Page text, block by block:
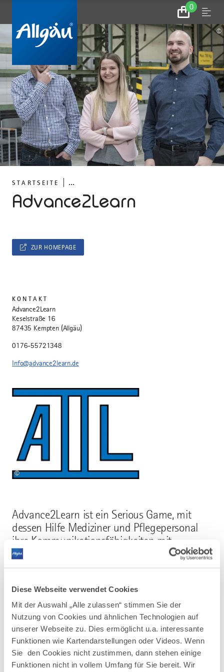
Diese Webseite verwendet Cookies
Mit der Auswahl „Alle zulassen“ stimmen Sie der
Nutzung von Cookies und ähnlichen Technologien auf
unserer Webseite zu. Dies ermöglicht u.a. interessante
Funktionen wie Kartendarstellungen oder Videos. Wenn
Sie den Cookies nicht zustimmen, dann stehen einige
Funktionen nicht in vollem Umfang für Sie bereit. Wir
0
Zum
Warenkorb
Menu
STARTSEITE ...
Advance2Learn
©
Advance2Learn ist ein Serious Game, mit
dessen Hilfe Mediziner und Pflegepersonal
ihre Kommunikationsfähigkeiten mit
Patienten ausbauen und üben können.
Mehr erfahren
ZUR HOMEPAGE
KONTAKT
Advance2Learn
Keselstraße 16
87435 Kempten (Allgäu)
0176-55721348
Info@advance2learn.de
©